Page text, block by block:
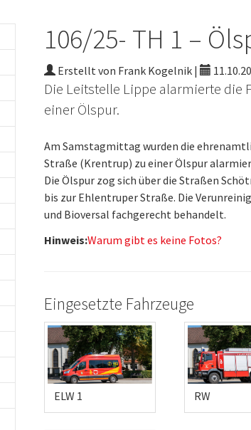
106/25- TH 1 –
Erstellt von Frank Kogelnik |
Die Leitstelle Lippe alarmierte die
einer Ölspur.
Am Samstagmittag wurden die
Straße (Krentrup) zu einer Ölspur
Die Ölspur zog sich über die Straßen
bis zur Ehlentruper Straße. Die
und Bioversal fachgerecht behandelt.
Hinweis:Warum gibt es keine Fotos?
Eingesetzte Fahrzeuge
ELW 1 RW